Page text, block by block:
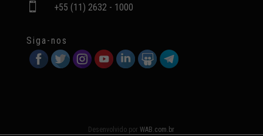
 +55 (11) 2632 - 1000
Siga-nos
Desenvolvido porWAB.com.br